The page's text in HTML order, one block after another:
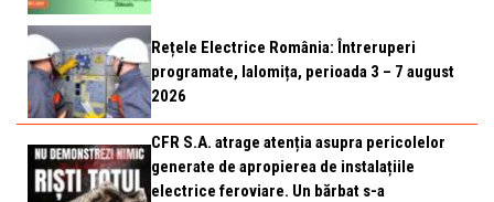
Rețele Electrice România: Întreruperi
programate, Ialomița, perioada 3 – 7 august
2026
CFR S.A. atrage atenția asupra pericolelor
generate de apropierea de instalațiile
electrice feroviare. Un bărbat s-a